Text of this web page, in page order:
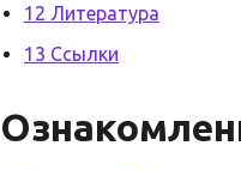
12 Литература
13 Ссылки